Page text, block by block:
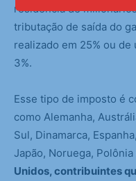
residência de
tributação de saída do
realizado em 25% ou
3%.
Esse tipo de imposto é
como Alemanha,
Sul, Dinamarca,
Japão, Noruega, Polônia
Unidos, contribuintes